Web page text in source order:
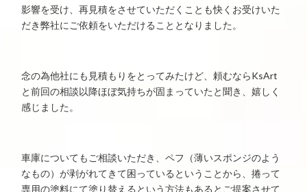
影響を受け、再見積をさせていただくことも快くお受けいた
だき弊社にご依頼をいただけることとなりました。
念の為他社にも見積もりをとってみたけど、頼むならKsArt
と前回の相談以降ほぼ気持ちが固まっていたと聞き、嬉しく
感じました。
車庫についてもご相談いただき、ペフ（薄いスポンジのよう
なもの）が剥がれてきて困っているということから、捲って
専用の塗料にて塗り替えるという方法もあるとご提案させて